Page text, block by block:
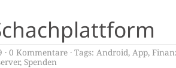
0 Kommentare Tags: Android, App,
, Spenden